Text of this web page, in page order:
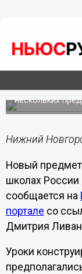
Новый
появится
применить на
нескольких
Нижний
Новый предмет
школах России
сообщается на
портале со
Дмитрия
Уроки